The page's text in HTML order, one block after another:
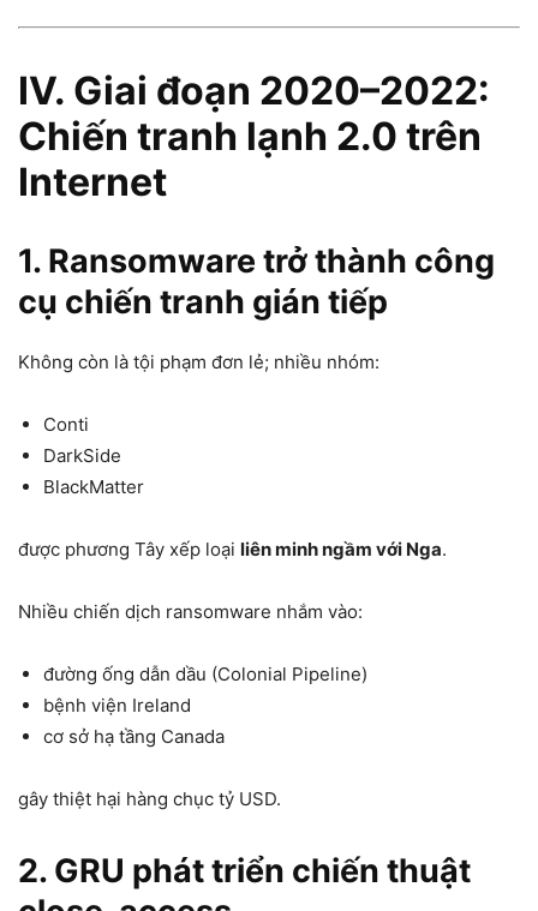
IV. Giai đoạn 2020–2022:
Chiến tranh lạnh 2.0 trên
Internet
1. Ransomware trở thành công
cụ chiến tranh gián tiếp
Không còn là tội phạm đơn lẻ; nhiều nhóm:
Conti
DarkSide
BlackMatter
được phương Tây xếp loại liên minh ngầm với Nga.
Nhiều chiến dịch ransomware nhắm vào:
đường ống dẫn dầu (Colonial Pipeline)
bệnh viện Ireland
cơ sở hạ tầng Canada
gây thiệt hại hàng chục tỷ USD.
2. GRU phát triển chiến thuật